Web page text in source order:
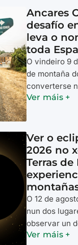
Ancares
desafío
leva o
toda
O vindeiro 9
de montaña
converterse
Ver máis +
Ver o
2026 no
Terras
O 12 de
nun dos
observar un
Ver máis +